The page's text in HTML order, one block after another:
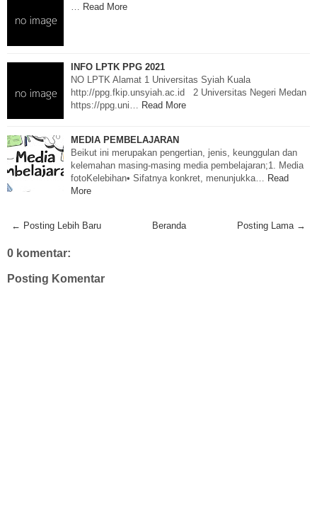
Read More
INFO LPTK PPG 2021
NO LPTK Alamat 1 Universitas Syiah Kuala
http://ppg.fkip.unsyiah.ac.id 2 Universitas Negeri Medan
https://ppg.uni…
Read More
MEDIA PEMBELAJARAN
Beikut ini merupakan pengertian, jenis, keunggulan dan
kelemahan masing-masing media pembelajaran;1. Media
fotoKelebihan• Sifatnya konkret, menunjukka…
Read
More
← Posting Lebih Baru Posting Lama →
Beranda
0 komentar:
Posting Komentar